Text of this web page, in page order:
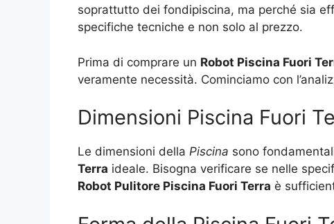
soprattutto dei fondipiscina, ma perché sia
specifiche tecniche e non solo al prezzo.
Prima di comprare un Robot Piscina Fuori
veramente necessità. Cominciamo con
Dimensioni Piscina Fuori
Le dimensioni della Piscina sono
Terra ideale. Bisogna verificare se nelle
Robot Pulitore Piscina Fuori Terra è